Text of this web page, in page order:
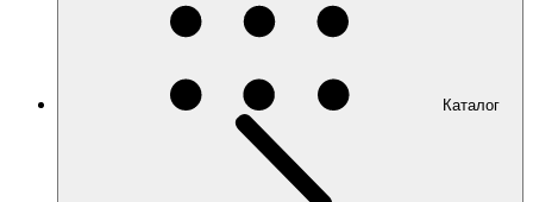
Каталог